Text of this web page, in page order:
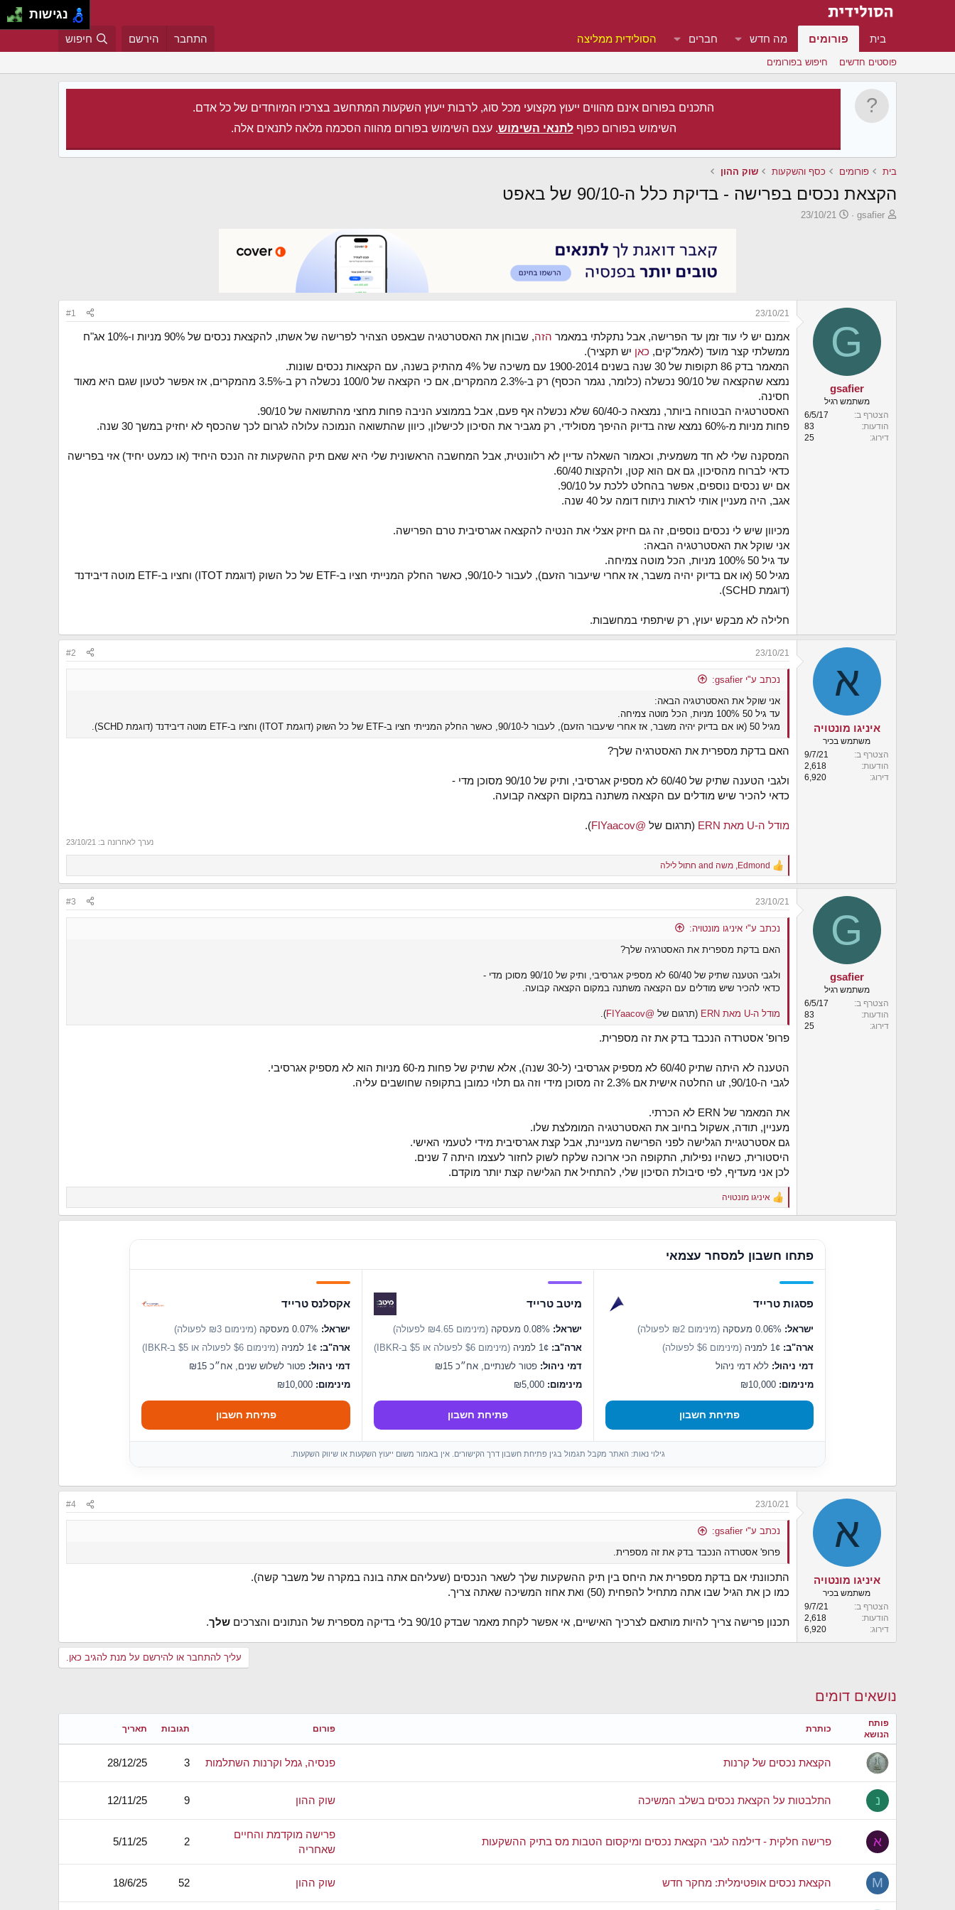
בית פורומים מה חדש חברים הסולידית ממליצה התחבר הירשם חיפוש
פוסטים חדשים חיפוש בפורומים
התכנים בפורום אינם מהווים ייעוץ מקצועי מכל סוג, לרבות ייעוץ השקעות המתחשב בצרכיו המיוחדים של כל אדם.
השימוש בפורום כפוףלתנאי השימוש. עצם השימוש בפורום מהווה הסכמה מלאה לתנאים אלה.
בית פורומים כסף והשקעות שוק ההון
הקצאת נכסים בפרישה - בדיקת כלל ה-90/10 של באפט
פ
gsafier
פ
י
ך
23/10/21
G
gsafier
משתמש רגיל
הצטרף ב
6/5/17
הודעות
83
דירוג
25
23/10/21
#1
אמנם יש לי עוד זמן עד הפרישה, אבל נתקלתי במאמר הזה
, שבוחן את האסטרטגיה שבאפט הצהיר לפרישה של אשתו, להקצאת נכסים של 90% מניות ו-10% אג"ח
ממשלתי קצר מועד (לאמל"קים, כאן יש תקציר).
המאמר בדק 86 תקופות של 30 שנה בשנים 1900-2014 עם משיכה של 4% מהתיק בשנה, עם הקצאות נכסים שונות.
נמצא שהקצאה של 90/10 נכשלה (כלומר, נגמר הכסף) רק ב-2.3% מהמקרים, אם כי הקצאה של 100/0 נכשלה רק ב-3.5% מהמקרים, אז אפשר לטעון שגם היא מאוד
חסינה.
האסטרטגיה הבטוחה ביותר, נמצאה כ-60/40 שלא נכשלה אף פעם, אבל בממוצע הניבה פחות מחצי מהתשואה של 90/10.
פחות מניות מ-60% נמצא שזה בדיוק ההיפך מסולידי, רק מגביר את הסיכון לכישלון, כיוון שהתשואה הנמוכה עלולה לגרום לכך שהכסף לא יחזיק במשך 30 שנה.
המסקנה שלי לא חד משמעית, וכאמור השאלה עדיין לא רלוונטית, אבל המחשבה הראשונית שלי היא שאם תיק ההשקעות זה הנכס היחיד (או כמעט יחיד) אזי בפרישה
כדאי לברוח מהסיכון, גם אם הוא קטן, ולהקצות 60/40.
אם יש נכסים נוספים, אפשר בהחלט ללכת על 90/10.
אגב, היה מעניין אותי לראות ניתוח דומה על 40 שנה.
מכיוון שיש לי נכסים נוספים, זה גם חיזק אצלי את הנטיה להקצאה אגרסיבית טרם הפרישה.
אני שוקל את האסטרטגיה הבאה:
עד גיל 50 100% מניות, הכל מוטה צמיחה.
מגיל 50 (או אם בדיוק יהיה משבר, אז אחרי שיעבור הזעם), לעבור ל-90/10, כאשר החלק המנייתי חציו ב-ETF של כל השוק (דוגמת ITOT) וחציו ב-ETF מוטה דיבידנד
(דוגמת SCHD).
חלילה לא מבקש יעוץ, רק שיתפתי במחשבות.
א
איניגו מונטויה
משתמש בכיר
הצטרף ב
9/7/21
הודעות
2,618
דירוג
6,920
23/10/21
#2
נכתב ע"י gsafier:
אני שוקל את האסטרטגיה הבאה:
עד גיל 50 100% מניות, הכל מוטה צמיחה.
מגיל 50 (או אם בדיוק יהיה משבר, אז אחרי שיעבור הזעם), לעבור ל-90/10, כאשר החלק המנייתי חציו ב-ETF של כל השוק (דוגמת ITOT) וחציו ב-ETF מוטה דיבידנד (דוגמת SCHD).
האם בדקת מספרית את האסטרגיה שלך?
ולגבי הטענה שתיק של 60/40 לא מספיק אגרסיבי, ותיק של 90/10 מסוכן מדי -
כדאי להכיר שיש מודלים עם הקצאה משתנה במקום הקצאה קבועה.
מודל ה-U מאת ERN (תרגום של @FIYaacov
).
נערך לאחרונה ב: 23/10/21
R
e
c
t
n
Edmond משה חתול לילה
G
gsafier
משתמש רגיל
הצטרף ב
6/5/17
הודעות
83
דירוג
25
23/10/21
#3
נכתב ע"י איניגו מונטויה:
האם בדקת מספרית את האסטרגיה שלך?
ולגבי הטענה שתיק של 60/40 לא מספיק אגרסיבי, ותיק של 90/10 מסוכן מדי -
כדאי להכיר שיש מודלים עם הקצאה משתנה במקום הקצאה קבועה.
מודל ה-U מאת ERN (תרגום של @FIYaacov
).
פרופ' אסטרדה הנכבד בדק את זה מספרית.
הטענה לא היתה שתיק 60/40 לא מספיק אגרסיבי (ל-30 שנה), אלא שתיק של פחות מ-60 מניות הוא לא מספיק אגרסיבי.
לגבי ה-90/10, זu החלטה אישית אם 2.3% זה מסוכן מידי וזה גם תלוי כמובן בתקופה שחושבים עליה.
את המאמר של ERN לא הכרתי.
מעניין, תודה, אשקול בחיוב את האסטרטגיה המומלצת שלו.
גם אסטרטגיית הגלישה לפני הפרישה מעניינת, אבל קצת אגרסיבית מידי לטעמי האישי.
היסטורית, כשהיו נפילות, התקופה הכי ארוכה שלקח לשוק לחזור לעצמו היתה 7 שנים.
לכן אני מעדיף, לפי סיבולת הסיכון שלי, להתחיל את הגלישה קצת יותר מוקדם.
R
e
o
n
:
איניגו מונטויה
פתחו חשבון למסחר עצמאי
פסגות טרייד
ישראל:
(מינימום ₪2 לפעולה)
ארה"ב:
(מינימום $6 לפעולה)
דמי ניהול: ללא דמי ניהול
מינימום:
פתיחת חשבון
מיטב טרייד
ישראל:
(מינימום ₪4.65 לפעולה)
ארה"ב:
(מינימום $6 לפעולה או $5 ב-IBKR)
דמי ניהול: פטור לשנתיים, אח״כ ₪15
מינימום:
פתיחת חשבון
אקסלנס טרייד
ישראל:
(מינימום ₪3 לפעולה)
ארה"ב:
(מינימום $6 לפעולה או $5 ב-IBKR)
דמי ניהול: פטור לשלוש שנים, אח״כ ₪15
מינימום:
פתיחת חשבון
גילוי נאות: האתר מקבל תגמול בגין פתיחת חשבון דרך הקישורים. אין באמור משום ייעוץ השקעות או שיווק השקעות.
א
איניגו מונטויה
משתמש בכיר
הצטרף ב
9/7/21
הודעות
2,618
דירוג
6,920
23/10/21
#4
נכתב ע"י gsafier:
פרופ' אסטרדה הנכבד בדק את זה מספרית.
התכוונתי אם בדקת מספרית את היחס בין תיק ההשקעות שלך לשאר הנכסים (שעליהם אתה בונה במקרה של משבר קשה).
כמו כן את הגיל שבו אתה מתחיל להפחית (50) ואת אחוז המשיכה שאתה צריך.
תכנון פרישה צריך להיות מותאם לצרכיך האישיים, אי אפשר לקחת מאמר שבדק 90/10 בלי בדיקה מספרית של הנתונים והצרכים שלך.
עליך להתחבר או להירשם על מנת להגיב כאן.
נושאים דומים
פותח
הנושא
כותרת פורום תגובות תאריך
הקצאת נכסים של קרנות פנסיה, גמל וקרנות השתלמות 3
28/12/25
נ התלבטות על הקצאת נכסים בשלב המשיכה שוק ההון 9
12/11/25
א פרישה חלקית - דילמה לגבי הקצאת נכסים ומיקסום הטבות מס בתיק ההשקעות
פרישה מוקדמת והחיים
שאחריה
2
5/11/25
M הקצאת נכסים אופטימלית: מחקר חדש שוק ההון 52
18/6/25
נגישות